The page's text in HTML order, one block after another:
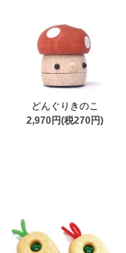
どんぐりきのこ
2,970円(税270円)